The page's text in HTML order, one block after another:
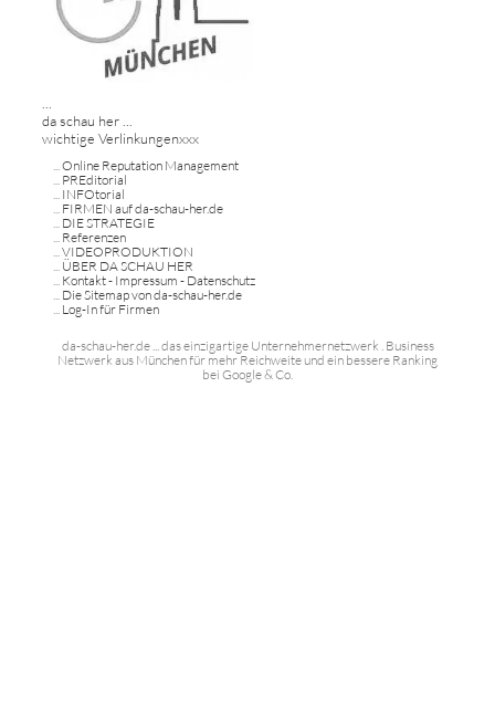
da schau her ...
wichtige Verlinkungenxxx
Online Reputation Management
PREditorial
INFOtorial
FIRMEN auf da-schau-her.de
DIE STRATEGIE
Referenzen
VIDEOPRODUKTION
ÜBER DA SCHAU HER
Kontakt - Impressum - Datenschutz
Die Sitemap von da-schau-her.de
Log-In für Firmen
da-schau-her.de ... das einzigartige Unternehmernetzwerk . Business
Netzwerk aus München für mehr Reichweite und ein bessere Ranking
bei Google & Co.